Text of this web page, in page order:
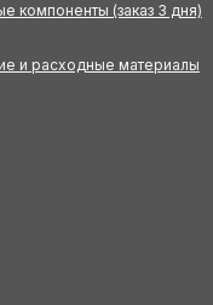
компоненты (заказ 3 дня)
и расходные материалы